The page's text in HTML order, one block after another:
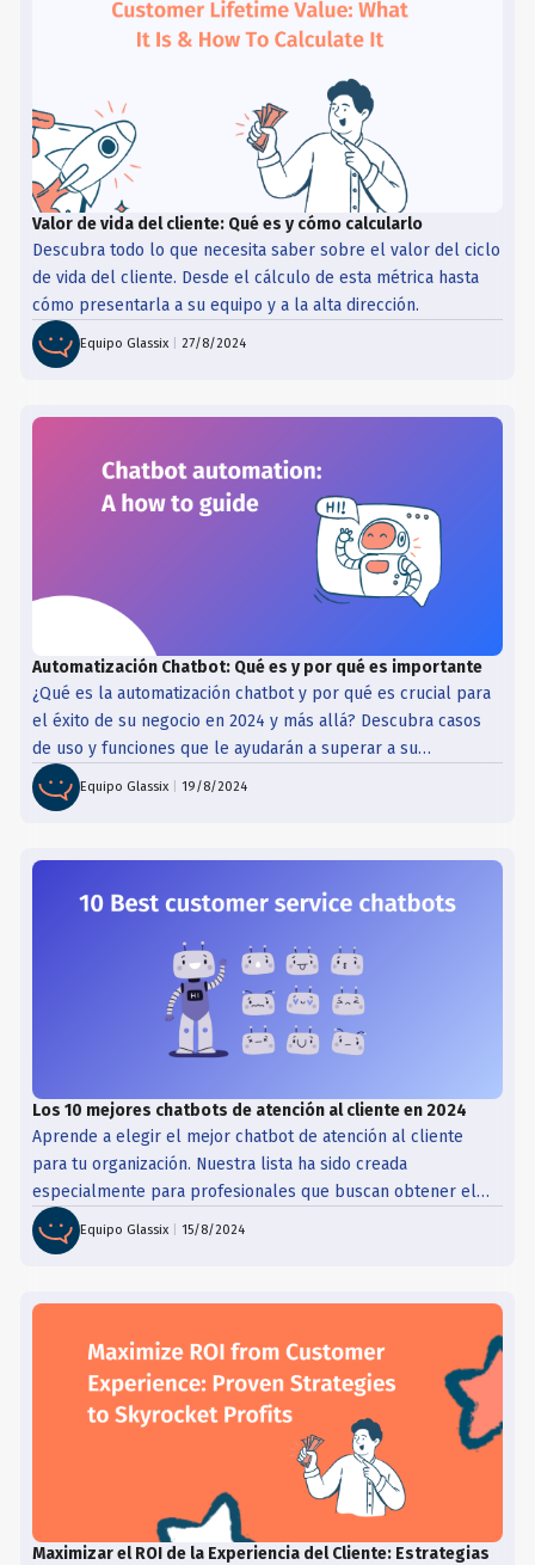
Valor de vida del cliente: Qué es y cómo calcularlo
Descubra todo lo que necesita saber sobre el valor del ciclo
de vida del cliente. Desde el cálculo de esta métrica hasta
cómo presentarla a su equipo y a la alta dirección.
Equipo Glassix |27/8/2024
Automatización Chatbot: Qué es y por qué es importante
¿Qué es la automatización chatbot y por qué es crucial para
el éxito de su negocio en 2024 y más allá? Descubra casos
de uso y funciones que le ayudarán a superar a su
competencia.
Equipo Glassix |19/8/2024
Los 10 mejores chatbots de atención al cliente en 2024
Aprende a elegir el mejor chatbot de atención al cliente
para tu organización. Nuestra lista ha sido creada
especialmente para profesionales que buscan obtener el
máximo valor de su chatbot de atención al cliente.
Equipo Glassix |15/8/2024
Maximizar el ROI de la Experiencia del Cliente: Estrategias